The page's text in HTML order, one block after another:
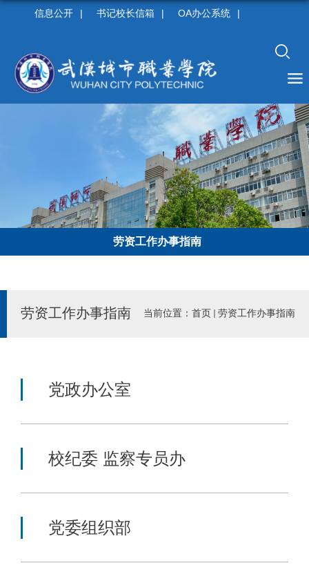
信息公开 | 书记校长信箱 | OA办公系统 |
劳资工作办事指南
劳资工作办事指南 当前位置： 首页 劳资工作办事指南
党政办公室
校纪委 监察专员办
党委组织部